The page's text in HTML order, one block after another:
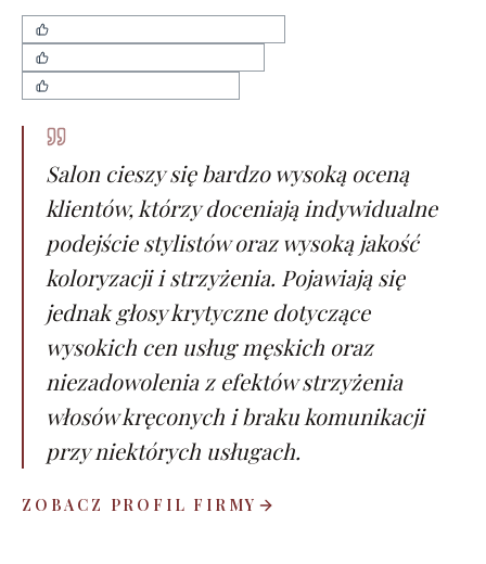
Salon cieszy się bardzo wysoką oceną
klientów, którzy doceniają indywidualne
podejście stylistów oraz wysoką jakość
koloryzacji i strzyżenia. Pojawiają się
jednak głosy krytyczne dotyczące
wysokich cen usług męskich oraz
niezadowolenia z efektów strzyżenia
włosów kręconych i braku komunikacji
przy niektórych usługach.
ZOBACZ PROFIL FIRMY